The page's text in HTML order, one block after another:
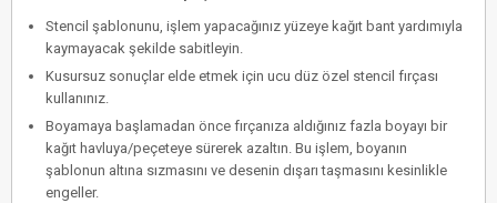
Stencil şablonunu, işlem yapacağınız yüzeye kağıt bant yardımıyla
kaymayacak şekilde sabitleyin.
Kusursuz sonuçlar elde etmek için ucu düz özel stencil fırçası
kullanınız.
Boyamaya başlamadan önce fırçanıza aldığınız fazla boyayı bir
kağıt havluya/peçeteye sürerek azaltın. Bu işlem, boyanın
şablonun altına sızmasını ve desenin dışarı taşmasını kesinlikle
engeller.